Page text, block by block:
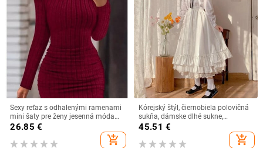
Sexy reťaz s odhalenými ramenami
mini šaty pre ženy jesenná móda
bodycon dlhé rukávy šaty pre ženy
zimné úzke pletené vestidaos
26.85 €
add_shopping_cart
Kórejský štýl, čiernobiela polovičná
sukňa, dámske dlhé sukne,
japonská jednofarebná
dvojvrstvová vintage francúzska
volánová sukňa do A
45.51 €
add_shopping_cart